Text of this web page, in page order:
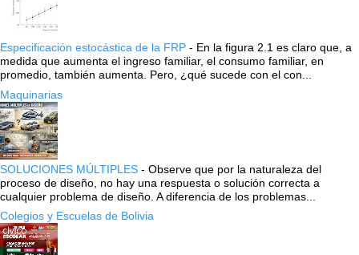
Especificación estocástica de la FRP - En la figura 2.1 es claro que, a
medida que aumenta el ingreso familiar, el consumo familiar, en
promedio, también aumenta. Pero, ¿qué sucede con el con...
Maquinarias
SOLUCIONES MÚLTIPLES - Observe que por la naturaleza del
proceso de diseño, no hay una respuesta o solución correcta a
cualquier problema de diseño. A diferencia de los problemas...
Colegios y Escuelas de Bolivia